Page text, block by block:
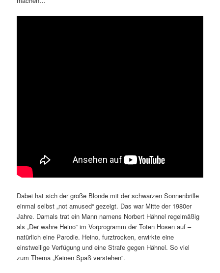
Dabei hat sich der große Blonde mit der schwarzen Sonnenbrille
einmal selbst „not amused“ gezeigt. Das war Mitte der 1980er
Jahre. Damals trat ein Mann namens Norbert Hähnel regelmäßig
als „Der wahre Heino“ im Vorprogramm der Toten Hosen auf –
natürlich eine Parodie. Heino, furztrocken, erwirkte eine
einstweilige Verfügung und eine Strafe gegen Hähnel. So viel
zum Thema „Keinen Spaß verstehen“.